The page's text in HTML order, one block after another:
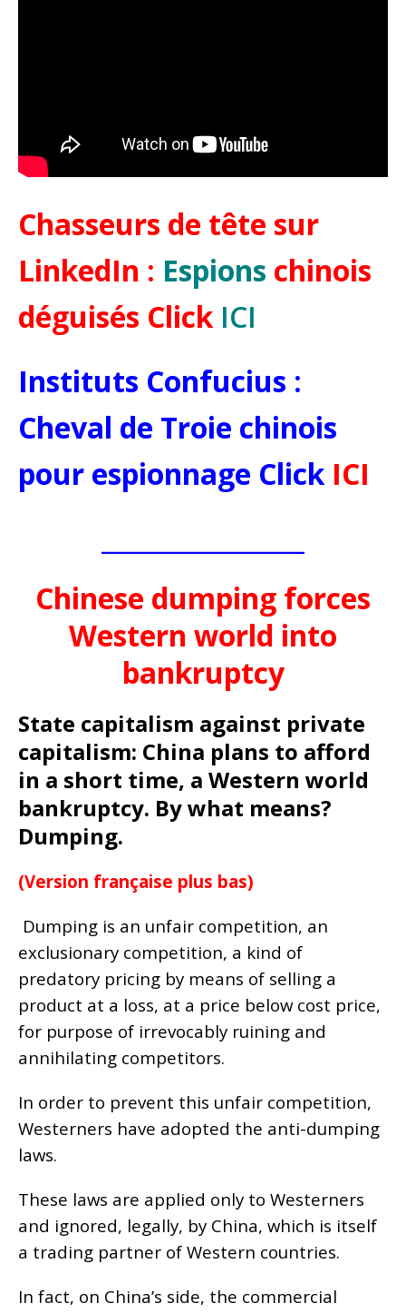
Chasseurs de tête sur
LinkedIn : Espions chinois
déguisés Click ICI
Instituts Confucius :
Cheval de Troie chinois
pour espionnage Click ICI
Chinese dumping forces
Western world into
bankruptcy
State capitalism against private
capitalism: China plans to afford
in a short time, a Western world
bankruptcy. By what means?
Dumping.
(Version française plus bas)
Dumping is an unfair competition, an
exclusionary competition, a kind of
predatory pricing by means of selling a
product at a loss, at a price below cost price,
for purpose of irrevocably ruining and
annihilating competitors.
In order to prevent this unfair competition,
Westerners have adopted the anti-dumping
laws.
These laws are applied only to Westerners
and ignored, legally, by China, which is itself
a trading partner of Western countries.
In fact, on China’s side, the commercial